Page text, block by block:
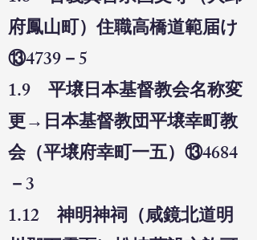
府鳳山町）住職高橋道範届け
⑬4739－5
1.9 平壌日本基督教会名称変
更→日本基督教団平壌幸町教
会（平壌府幸町一五）⑬4684
－3
1.12 神明神祠（咸鏡北道明